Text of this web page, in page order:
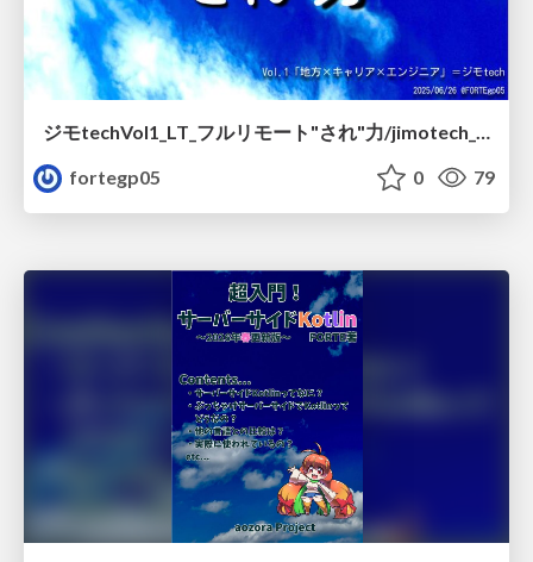
ジモtechVol1_LT_フルリモート"され"力/jimotech_lt_1
fortegp05
0 79